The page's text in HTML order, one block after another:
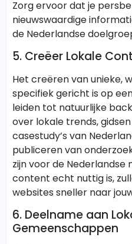
Zorg ervoor dat je
nieuwswaardige
de Nederlandse
5. Creëer Lokale
Het creëren van unieke,
specifiek gericht is op
leiden tot natuurlijke
over lokale trends,
casestudy’s van
publiceren van
zijn voor de Nederlandse
content echt nuttig is,
websites sneller naar
6. Deelname aan
Gemeenschappen